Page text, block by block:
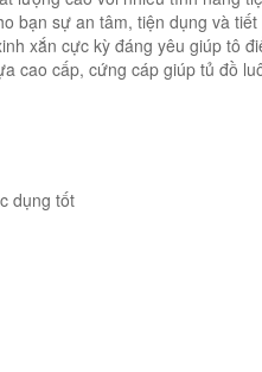
bạn sự an tâm, tiện dụng và
xắn cực kỳ đáng yêu giúp tô
cao cấp, cứng cáp giúp tủ đồ
dụng tốt